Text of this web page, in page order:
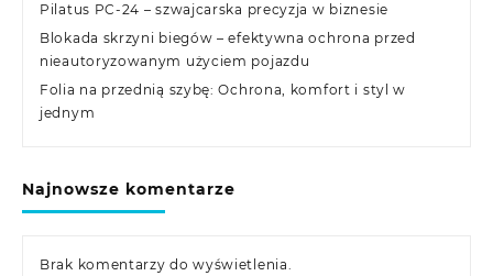
Pilatus PC-24 – szwajcarska precyzja w biznesie
Blokada skrzyni biegów – efektywna ochrona przed
nieautoryzowanym użyciem pojazdu
Folia na przednią szybę: Ochrona, komfort i styl w
jednym
Najnowsze komentarze
Brak komentarzy do wyświetlenia.